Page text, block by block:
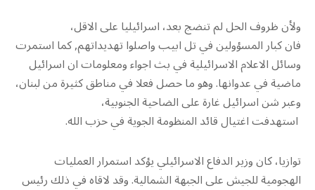
ولأن ظروف الحل لم تنضج بعد، اسرائيليا على الاقل،
فان كبار المسؤولين في تل ابيب واصلوا تهديداتهم, كما استمرت
وسائل الاعلام الاسرائيلية في بث اجواء ومعلومات ان اسرائيل
ماضية في عدوانها. وهو ما حصل فعلا في مناطق كثيرة من لبنان،
وعبر شن اسرائيل غارة على الضاحية الجنوبية،
استهدفت اغتيال قائد المنظومة الجوية في حزب الله.
توازيا، كان وزير الدفاع الاسرائيلي يؤكد استمرار العمليات
الهجومية للجيش على الجبهة الشمالية. وقد لاقاه في ذلك رئيس